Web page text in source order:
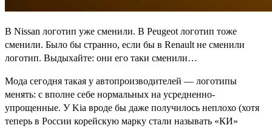
В Nissan логотип уже сменили. В Peugeot логотип тоже
сменили. Было бы странно, если бы в Renault не сменили
логотип. Выдыхайте: они его таки сменили…
Мода сегодня такая у автопроизводителей — логотипы
менять: с вполне себе нормальных на усредненно-
упрощенные. У Kia вроде бы даже получилось неплохо (хотя
теперь в России корейскую марку стали называть «КИ»